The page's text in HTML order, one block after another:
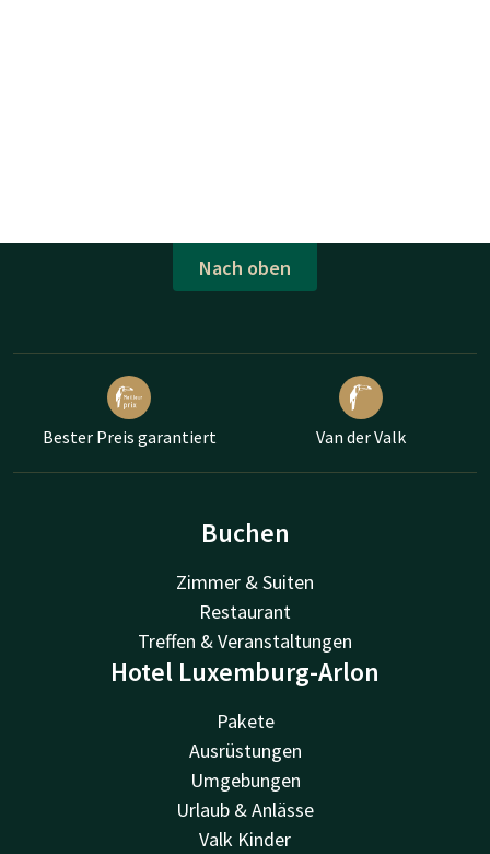
Nach oben
Bester Preis garantiert Van der Valk
Buchen
Zimmer & Suiten
Restaurant
Treffen & Veranstaltungen
Hotel Luxemburg-Arlon
Pakete
Ausrüstungen
Umgebungen
Urlaub & Anlässe
Valk Kinder